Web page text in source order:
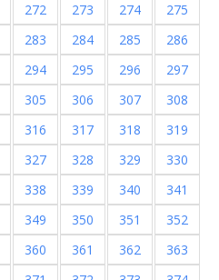
272 273 274
275
283 284 285
286
294 295 296
297
305 306 307
308
316 317 318
319
327 328 329
330
338 339 340
341
349 350 351
352
360 361 362
363